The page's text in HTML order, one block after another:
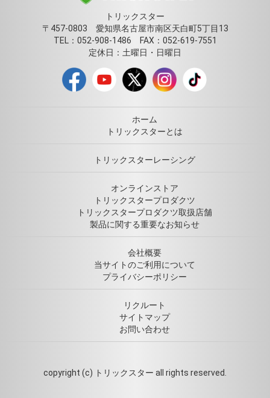
トリックスター
〒457-0803 愛知県名古屋市南区天白町5丁目13
TEL：052-908-1486 FAX：052-619-7551
定休日：土曜日・日曜日
ホーム
トリックスターとは
トリックスターレーシング
オンラインストア
トリックスタープロダクツ
トリックスタープロダクツ取扱店舗
製品に関する重要なお知らせ
会社概要
当サイトのご利用について
プライバシーポリシー
リクルート
サイトマップ
お問い合わせ
copyright (c) トリックスター all rights reserved.